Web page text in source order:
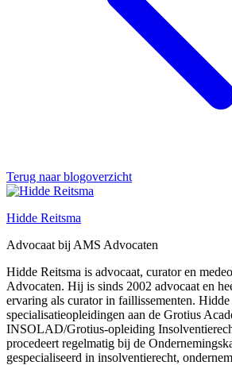
Terug naar blogoverzicht
Hidde Reitsma
Advocaat bij AMS Advocaten
Hidde Reitsma is advocaat, curator en
Advocaten. Hij is sinds 2002 advocaat en
ervaring als curator in faillissementen.
specialisatieopleidingen aan de Grotius
INSOLAD/Grotius-opleiding
procedeert regelmatig bij de
gespecialiseerd in insolventierecht,